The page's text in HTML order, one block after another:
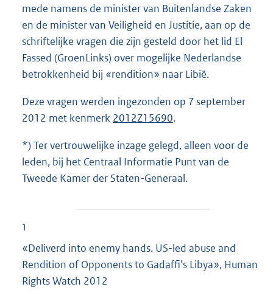
mede namens de minister van Buitenlandse Zaken
en de minister van Veiligheid en Justitie, aan op de
schriftelijke vragen die zijn gesteld door het lid El
Fassed (GroenLinks) over mogelijke Nederlandse
betrokkenheid bij «rendition» naar Libië.
Deze vragen werden ingezonden op 7 september
2012 met kenmerk 2012Z15690.
*) Ter vertrouwelijke inzage gelegd, alleen voor de
leden, bij het Centraal Informatie Punt van de
Tweede Kamer der Staten-Generaal.
1
«Deliverd into enemy hands. US-led abuse and
Rendition of Opponents to Gadaffi’s Libya», Human
Rights Watch 2012